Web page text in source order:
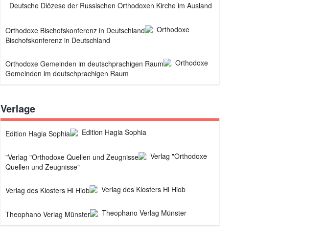
Deutsche Diözese der Russischen Orthodoxen Kirche im Ausland
Orthodoxe
Bischofskonferenz in Deutschland
Orthodoxe
Gemeinden im deutschprachigen Raum
Verlage
Edition Hagia Sophia
Verlag "Orthodoxe
Quellen und Zeugnisse"
Verlag des Klosters Hl Hiob
Theophano Verlag Münster